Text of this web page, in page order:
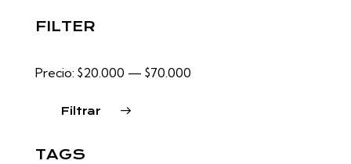
FILTER
Filtrar
Precio: $20.000 — $70.000
TAGS